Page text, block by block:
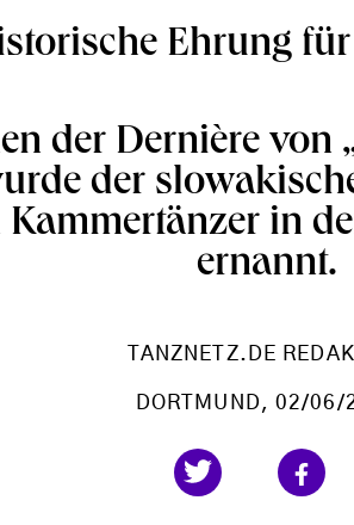
Ehrung
der Dernière von
der
in
ernannt.
TANZNETZ.DE
DORTMUND , 02/06/